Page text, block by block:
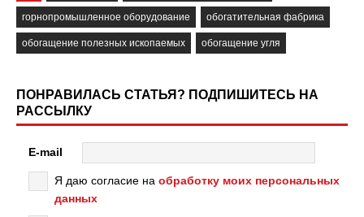
горнопромышленное оборудование обогатительная фабрика
обогащение полезных ископаемых обогащение угля
ПОНРАВИЛАСЬ СТАТЬЯ? ПОДПИШИТЕСЬ НА
РАССЫЛКУ
E-mail
Я даю согласие на обработку моих персональных
данных